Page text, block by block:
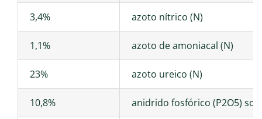
3,4% azoto nítrico (N)
1,1% azoto de amoniacal (N)
23% azoto ureico (N)
10,8% anidrido fosfórico (P2O5)